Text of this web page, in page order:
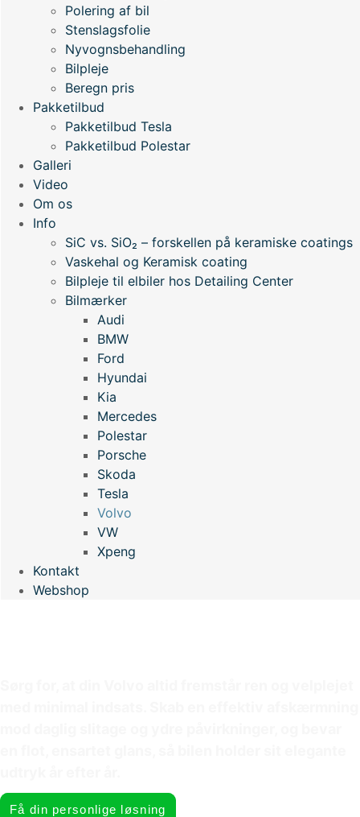
Polering af bil
Stenslagsfolie
Nyvognsbehandling
Bilpleje
Beregn pris
Pakketilbud
Pakketilbud Tesla
Pakketilbud Polestar
Galleri
Video
Om os
Info
SiC vs. SiO₂ – forskellen på keramiske coatings
Vaskehal og Keramisk coating
Bilpleje til elbiler hos Detailing Center
Bilmærker
Audi
BMW
Ford
Hyundai
Kia
Mercedes
Polestar
Porsche
Skoda
Tesla
Volvo
VW
Xpeng
Kontakt
Webshop
Få din personlige løsning